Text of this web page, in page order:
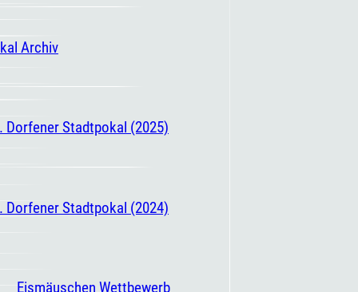
Archiv
Dorfener Stadtpokal (2025)
Dorfener Stadtpokal (2024)
Eismäuschen Wettbewerb